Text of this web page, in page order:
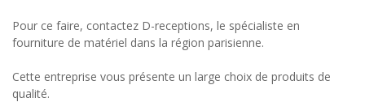
Pour ce faire, contactez D-receptions, le spécialiste en
fourniture de matériel dans la région parisienne.
Cette entreprise vous présente un large choix de produits de
qualité.